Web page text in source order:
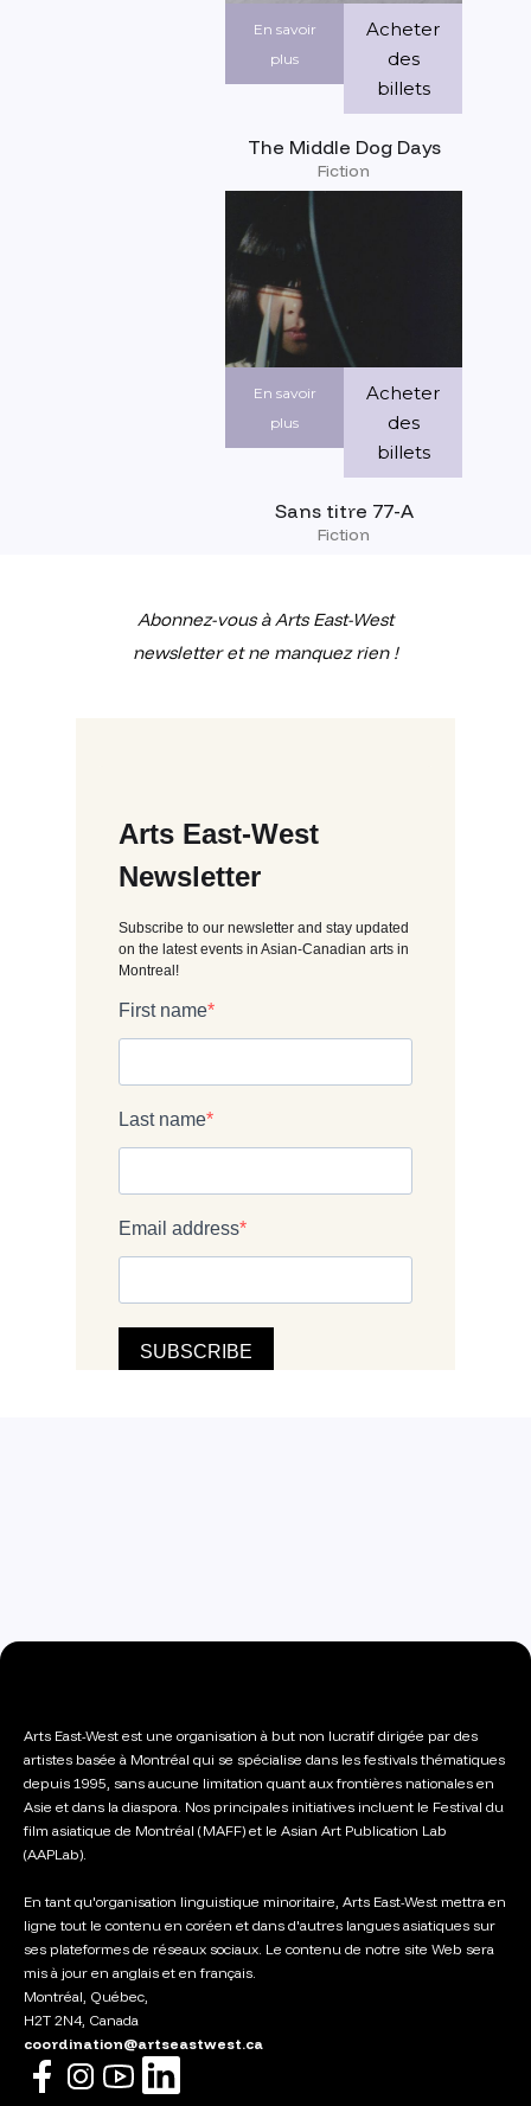
En savoir
plus
Acheter
des
billets
The Middle Dog Days
Fiction
En savoir
plus
Acheter
des
billets
Sans titre 77-A
Fiction
Abonnez-vous à Arts East-West
newsletter et ne manquez rien !
Arts East-West est une organisation à but non lucratif dirigée par des
artistes basée à Montréal qui se spécialise dans les festivals thématiques
depuis 1995, sans aucune limitation quant aux frontières nationales en
Asie et dans la diaspora. Nos principales initiatives incluent le Festival du
film asiatique de Montréal (MAFF) et le Asian Art Publication Lab
(AAPLab).
En tant qu'organisation linguistique minoritaire, Arts East-West mettra en
ligne tout le contenu en coréen et dans d'autres langues asiatiques sur
ses plateformes de réseaux sociaux. Le contenu de notre site Web sera
mis à jour en anglais et en français.
Montréal, Québec,
H2T 2N4, Canada
coordination@artseastwest.ca